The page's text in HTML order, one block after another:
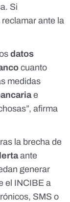
Si
reclamar ante la
datos
cuanto
medidas
e
afirma
la brecha de
ante
generar
el INCIBE a
SMS o